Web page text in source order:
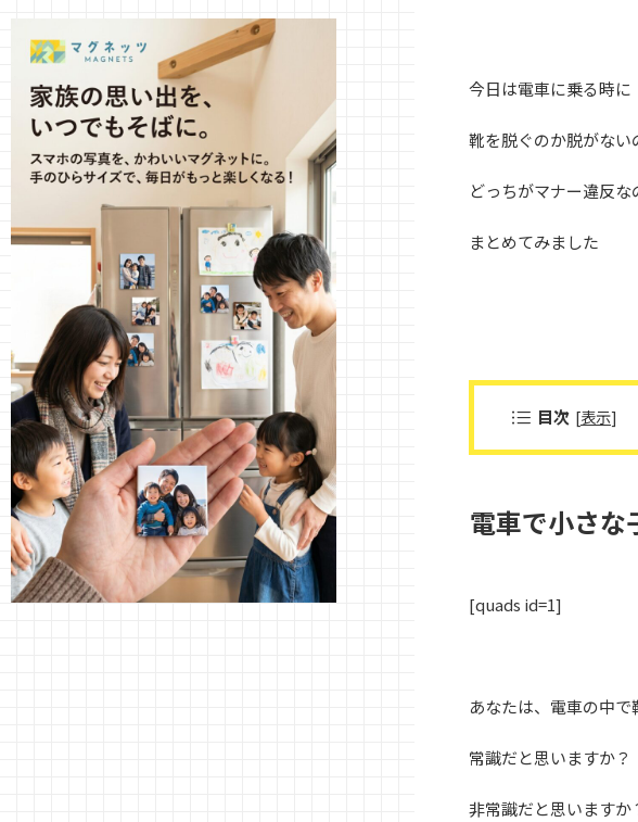
今日は電車に乗る時に
靴を脱ぐのか脱がない
どっちがマナー違反な
まとめてみました
目次 [表示]
電車で小さな
[quads id=1]
あなたは、電車の中で
常識だと思いますか？
非常識だと思いますか